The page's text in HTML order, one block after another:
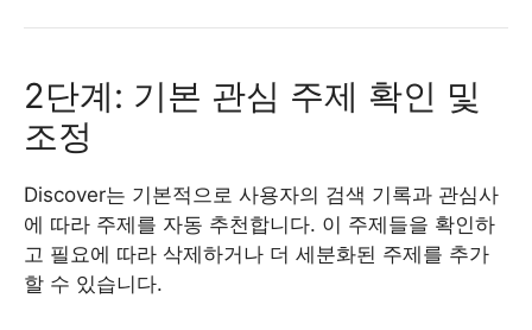
2단계: 기본 관심 주제 확인 및
조정
Discover는 기본적으로 사용자의 검색 기록과 관심사
에 따라 주제를 자동 추천합니다. 이 주제들을 확인하
고 필요에 따라 삭제하거나 더 세분화된 주제를 추가
할 수 있습니다.